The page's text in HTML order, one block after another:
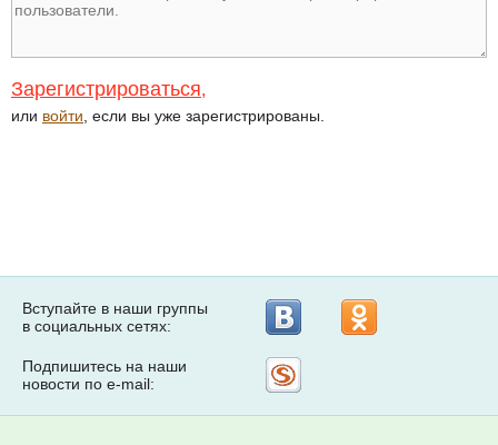
Зарегистрироваться,
или войти , если вы уже зарегистрированы.
Вступайте в наши группы
в социальных сетях:
Подпишитесь на наши
новости по e-mail: